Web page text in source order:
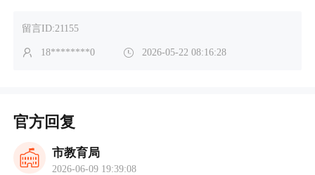
留言ID:21155
18********0 2026-05-22 08:16:28
官方回复
市教育局
2026-06-09 19:39:08